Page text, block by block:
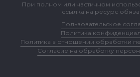
При полном или частичном
ссылка на ресурс
Пользовательское
Политика
Политика в отношении обработки
Согласие на обработку